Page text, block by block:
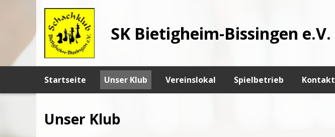
SK Bietigheim-Bissingen e.V.
Startseite Unser Klub Vereinslokal Spielbetrieb Kontakt
Unser Klub